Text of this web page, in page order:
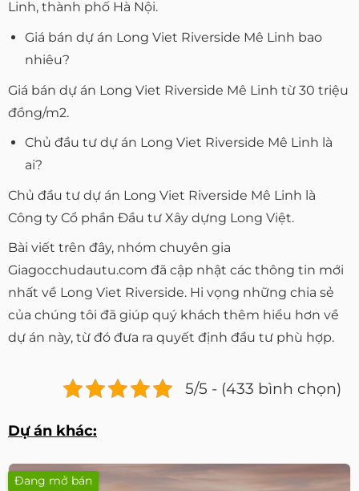
Linh, thành phố Hà Nội.
Giá bán dự án Long Viet Riverside Mê Linh bao
nhiêu?
Giá bán dự án Long Viet Riverside Mê Linh từ 30 triệu
đồng/m2.
Chủ đầu tư dự án Long Viet Riverside Mê Linh là
ai?
Chủ đầu tư dự án Long Viet Riverside Mê Linh là
Công ty Cổ phần Đầu tư Xây dựng Long Việt.
Bài viết trên đây, nhóm chuyên gia
Giagocchudautu.com đã cập nhật các thông tin mới
nhất về Long Viet Riverside. Hi vọng những chia sẻ
của chúng tôi đã giúp quý khách thêm hiểu hơn về
dự án này, từ đó đưa ra quyết định đầu tư phù hợp.
5/5 - (433 bình chọn)
Dự án khác:
Đang mở bán